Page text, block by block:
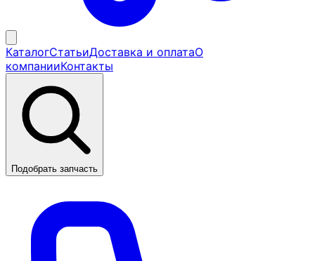
КаталогСтатьиДоставка и оплатаО
компанииКонтакты
Подобрать запчасть